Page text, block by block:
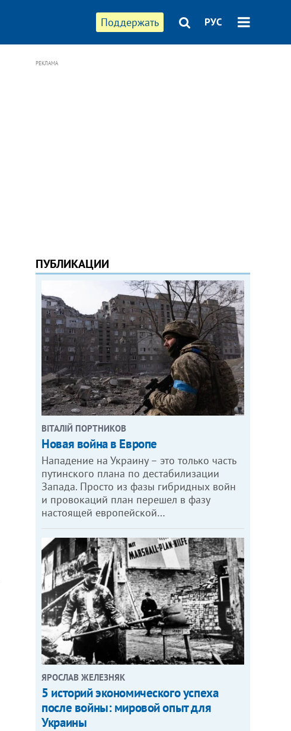
Поддержать РУС
РЕКЛАМА
ПУБЛИКАЦИИ
ВІТАЛІЙ ПОРТНИКОВ
Новая война в Европе
Нападение на Украину – это только часть
путинского плана по дестабилизации
Запада. Просто из фазы гибридных войн
и провокаций план перешел в фазу
настоящей европейской…
ЯРОСЛАВ ЖЕЛЕЗНЯК
5 историй экономического успеха
после войны: мировой опыт для
Украины